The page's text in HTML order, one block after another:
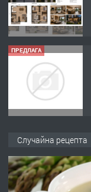
ПРЕДЛАГА
Случайна рецепта